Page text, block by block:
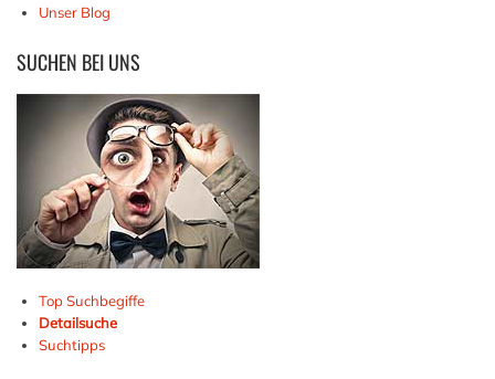
Unser Blog
SUCHEN BEI UNS
Top Suchbegiffe
Detailsuche
Suchtipps